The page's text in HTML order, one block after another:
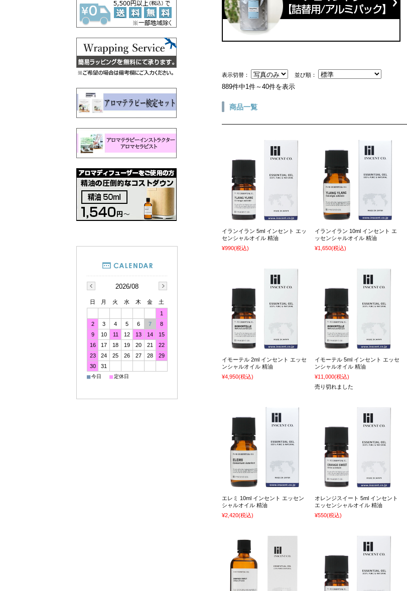
表示切替： 並び順：
889件中1件～40件を表示
商品一覧
イランイラン 5ml インセント エッ
センシャルオイル 精油
¥990(税込)
イランイラン 10ml インセント エ
ッセンシャルオイル 精油
¥1,650(税込)
イモーテル 2ml インセント エッセ
ンシャルオイル 精油
¥4,950(税込)
イモーテル 5ml インセント エッセ
ンシャルオイル 精油
¥11,000(税込)
売り切れました
エレミ 10ml インセント エッセン
シャルオイル 精油
¥2,420(税込)
オレンジスイート 5ml インセント
エッセンシャルオイル 精油
¥550(税込)
2026/08
日 月 火 水 木 金
土
1
2
3 4 5 6 7
8
9
10 11 12 13 14
15
16
17 18 19 20 21
22
23
24 25 26 27 28
29
30
31
■今日 ■定休日